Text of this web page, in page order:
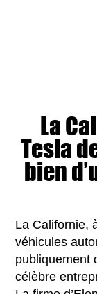
La
Tesla
bien
La Californie,
véhicules
publiquement
célèbre